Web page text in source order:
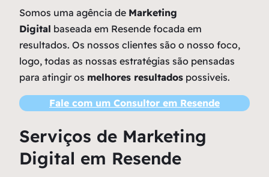
Somos uma agência de Marketing
Digital baseada em Resende focada em
resultados. Os nossos clientes são o nosso foco,
logo, todas as nossas estratégias são pensadas
para atingir os melhores resultados possiveis.
Fale com um Consultor em Resende
Serviços de Marketing
Digital em Resende